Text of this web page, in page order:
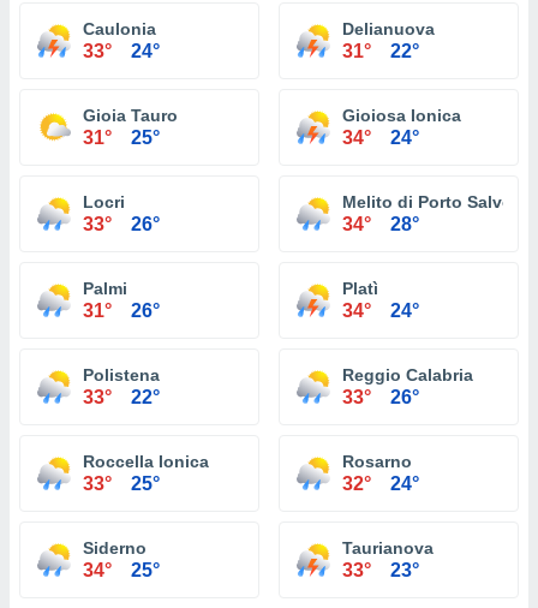
Caulonia
33° 24°
Delianuova
31° 22°
Gioia Tauro
31° 25°
Gioiosa Ionica
34° 24°
Locri
33° 26°
Melito di Porto Salvo
34° 28°
Palmi
31° 26°
Platì
34° 24°
Polistena
33° 22°
Reggio Calabria
33° 26°
Roccella Ionica
33° 25°
Rosarno
32° 24°
Siderno
34° 25°
Taurianova
33° 23°